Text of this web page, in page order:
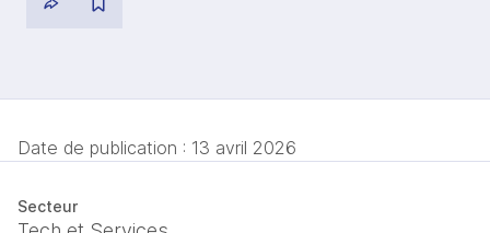
Date de publication : 13 avril 2026
Secteur